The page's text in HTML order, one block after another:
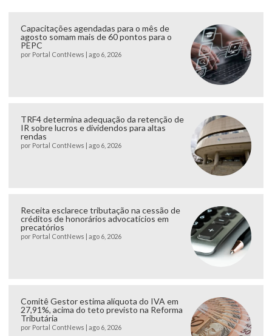
Capacitações agendadas para o mês de
agosto somam mais de 60 pontos para o
PEPC
por Portal ContNews | ago 6, 2026
TRF4 determina adequação da retenção de
IR sobre lucros e dividendos para altas
rendas
por Portal ContNews | ago 6, 2026
Receita esclarece tributação na cessão de
créditos de honorários advocatícios em
precatórios
por Portal ContNews | ago 6, 2026
Comitê Gestor estima alíquota do IVA em
27,91%, acima do teto previsto na Reforma
Tributária
por Portal ContNews | ago 6, 2026